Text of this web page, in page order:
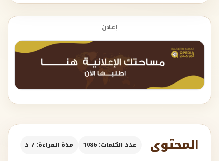
إعلان
المحتوى عدد الكلمات: 1086 مدة القراءة: 7 د